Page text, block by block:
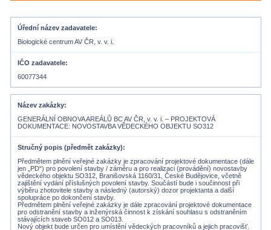
Úřední název zadavatele
Biologické centrum AV ČR, v. v. i.
IČO zadavatele
60077344
Název zakázky
GENERÁLNÍ OBNOVA AREÁLŮ BC AV ČR, v. v. i. – PROJEKTOVÁ
DOKUMENTACE: NOVOSTAVBA VĚDECKÉHO OBJEKTU SO312
Stručný popis (předmět zakázky)
Předmětem plnění veřejné zakázky je zpracování projektové dokumentace (dále
jen „PD“) pro povolení stavby / záměru a pro realizaci (provádění) novostavby
vědeckého objektu SO312, Branišovská 1160/31, České Budějovice, včetně
zajištění vydání příslušných povolení stavby. Součástí bude i součinnost při
výběru zhotovitele stavby a následný (autorský) dozor projektanta a další
spolupráce po dokončení stavby.
Předmětem plnění veřejné zakázky je dále zpracování projektové dokumentace
pro odstranění stavby a inženýrská činnost k získání souhlasu s odstraněním
stávajících staveb SO012 a SO013.
Nový objekt bude určen pro umístění vědeckých pracovníků a jejich pracovišť.